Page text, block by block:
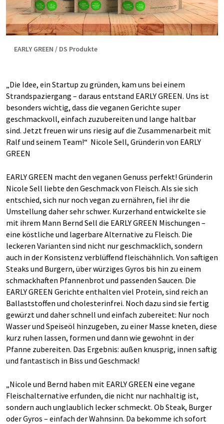
EARLY GREEN / DS Produkte
„Die Idee, ein Startup zu gründen, kam uns bei einem
Strandspaziergang – daraus entstand EARLY GREEN. Uns ist
besonders wichtig, dass die veganen Gerichte super
geschmackvoll, einfach zuzubereiten und lange haltbar
sind. Jetzt freuen wir uns riesig auf die Zusammenarbeit mit
Ralf und seinem Team!“ Nicole Sell, Gründerin von EARLY
GREEN
EARLY GREEN macht den veganen Genuss perfekt! Gründerin
Nicole Sell liebte den Geschmack von Fleisch. Als sie sich
entschied, sich nur noch vegan zu ernähren, fiel ihr die
Umstellung daher sehr schwer. Kurzerhand entwickelte sie
mit ihrem Mann Bernd Sell die EARLY GREEN Mischungen –
eine köstliche und lagerbare Alternative zu Fleisch. Die
leckeren Varianten sind nicht nur geschmacklich, sondern
auch in der Konsistenz verblüffend fleischähnlich. Von saftigen
Steaks und Burgern, über würziges Gyros bis hin zu einem
schmackhaften Pfannenbrot und passenden Saucen. Die
EARLY GREEN Gerichte enthalten viel Protein, sind reich an
Ballaststoffen und cholesterinfrei. Noch dazu sind sie fertig
gewürzt und daher schnell und einfach zubereitet: Nur noch
Wasser und Speiseöl hinzugeben, zu einer Masse kneten, diese
kurz ruhen lassen, formen und dann wie gewohnt in der
Pfanne zubereiten. Das Ergebnis: außen knusprig, innen saftig
und fantastisch in Biss und Geschmack!
„Nicole und Bernd haben mit EARLY GREEN eine vegane
Fleischalternative erfunden, die nicht nur nachhaltig ist,
sondern auch unglaublich lecker schmeckt. Ob Steak, Burger
oder Gyros – einfach der Wahnsinn. Da bekomme ich sofort